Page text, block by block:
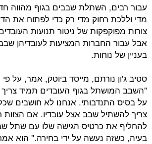
השתלת שבבים בגוף מהווה חדירה גדולה
רחוק מדי רק כדי לפתוח את הדלת, ומציגה
של ניטור תנועות העובדים ותקשורת.
המציעות לעובדיהן שבבים, מדובר
מייסד ביוטק, אמר, על פי הפרסומים:
בגוף העובדים תמיד צריך להיעשות
אנחנו לא חושבים שכל המעסיק
שבב אצל עובדיו. אם הצוות רוצה
כרטיס הגישה שלו עם שתל שבב אז זו לא
נעשה על ידי בחירה." הוא אמר.